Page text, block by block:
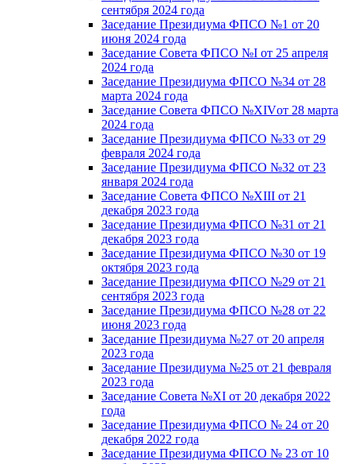
сентября 2024 года
Заседание Президиума ФПСО №1 от 20
июня 2024 года
Заседание Совета ФПСО №I от 25 апреля
2024 года
Заседание Президиума ФПСО №34 от 28
марта 2024 года
Заседание Совета ФПСО №XIVот 28 марта
2024 года
Заседание Президиума ФПСО №33 от 29
февраля 2024 года
Заседание Президиума ФПСО №32 от 23
января 2024 года
Заседание Совета ФПСО №XIII от 21
декабря 2023 года
Заседание Президиума ФПСО №31 от 21
декабря 2023 года
Заседание Президиума ФПСО №30 от 19
октября 2023 года
Заседание Президиума ФПСО №29 от 21
сентября 2023 года
Заседание Президиума ФПСО №28 от 22
июня 2023 года
Заседание Президиума №27 от 20 апреля
2023 года
Заседание Президиума №25 от 21 февраля
2023 года
Заседание Совета №XI от 20 декабря 2022
года
Заседание Президиума ФПСО № 24 от 20
декабря 2022 года
Заседание Президиума ФПСО № 23 от 10